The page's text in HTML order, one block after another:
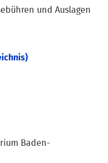
und Auslagen
Baden-